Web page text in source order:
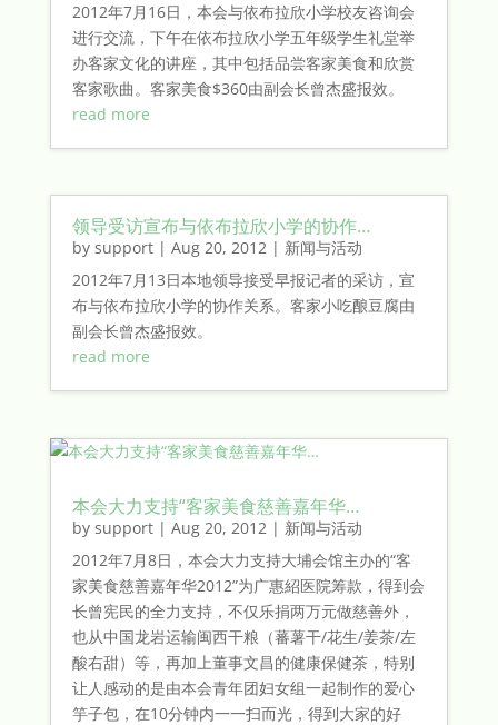
2012年7月16日，本会与依布拉欣小学校友咨询会
进行交流，下午在依布拉欣小学五年级学生礼堂举
办客家文化的讲座，其中包括品尝客家美食和欣赏
客家歌曲。客家美食$360由副会长曾杰盛报效。
read more
领导受访宣布与依布拉欣小学的协作…
by support| Aug 20, 2012| 新闻与活动
2012年7月13日本地领导接受早报记者的采访，宣
布与依布拉欣小学的协作关系。客家小吃酿豆腐由
副会长曾杰盛报效。
read more
本会大力支持“客家美食慈善嘉年华…
by support| Aug 20, 2012 | 新闻与活动
2012年7月8日，本会大力支持大埔会馆主办的“客
家美食慈善嘉年华2012”为广惠紹医院筹款，得到会
长曾宪民的全力支持，不仅乐捐两万元做慈善外，
也从中国龙岩运输闽西干粮（蕃薯干/花生/姜茶/左
酸右甜）等，再加上董事文昌的健康保健茶，特别
让人感动的是由本会青年团妇女组一起制作的爱心
竽子包，在10分钟内一一扫而光，得到大家的好